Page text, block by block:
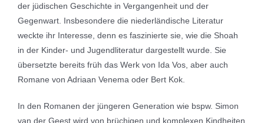
der jüdischen Geschichte in Vergangenheit und der
Gegenwart. Insbesondere die niederländische Literatur
weckte ihr Interesse, denn es faszinierte sie, wie die Shoah
in der Kinder- und Jugendliteratur dargestellt wurde. Sie
übersetzte bereits früh das Werk von Ida Vos, aber auch
Romane von Adriaan Venema oder Bert Kok.
In den Romanen der jüngeren Generation wie bspw. Simon
van der Geest wird von brüchigen und komplexen Kindheiten